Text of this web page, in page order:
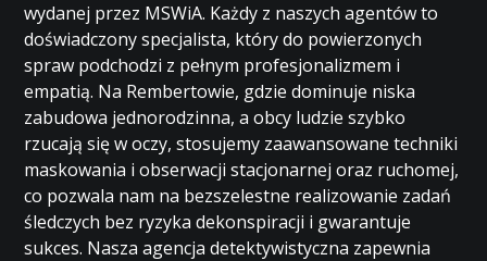
wydanej przez MSWiA. Każdy z naszych agentów to
doświadczony specjalista, który do powierzonych
spraw podchodzi z pełnym profesjonalizmem i
empatią. Na Rembertowie, gdzie dominuje niska
zabudowa jednorodzinna, a obcy ludzie szybko
rzucają się w oczy, stosujemy zaawansowane techniki
maskowania i obserwacji stacjonarnej oraz ruchomej,
co pozwala nam na bezszelestne realizowanie zadań
śledczych bez ryzyka dekonspiracji i gwarantuje
sukces. Nasza agencja detektywistyczna zapewnia